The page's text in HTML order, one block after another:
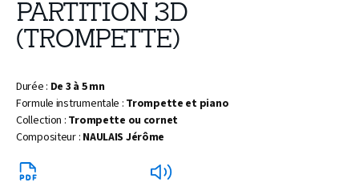
PARTITION 3D
(TROMPETTE)
Durée : De 3 à 5 mn
Formule instrumentale : Trompette et piano
Collection : Trompette ou cornet
Compositeur : NAULAIS Jérôme